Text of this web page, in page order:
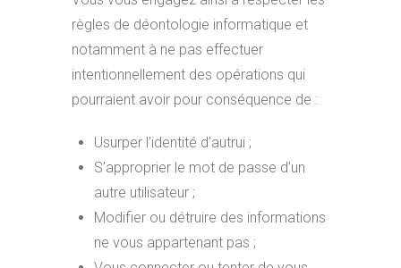
règles de déontologie informatique et
notamment à ne pas effectuer
intentionnellement des opérations qui
pourraient avoir pour conséquence de :
Usurper l’identité d’autrui ;
S’approprier le mot de passe d’un
autre utilisateur ;
Modifier ou détruire des informations
ne vous appartenant pas ;